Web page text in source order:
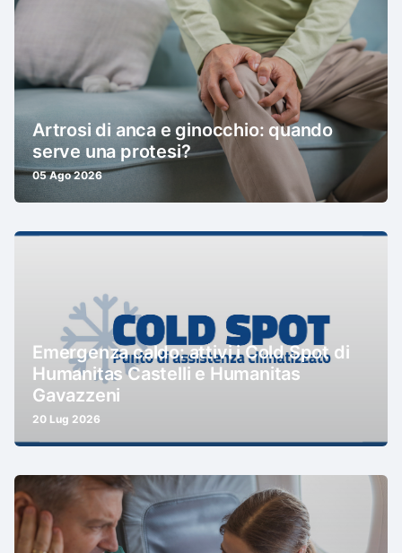
Artrosi di anca e ginocchio: quando
serve una protesi?
05 Ago 2026
Emergenza caldo: attivi i Cold Spot di
Humanitas Castelli e Humanitas
Gavazzeni
20 Lug 2026